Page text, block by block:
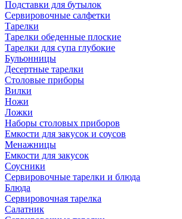
Подставки для бутылок
Сервировочные салфетки
Тарелки
Тарелки обеденные плоские
Тарелки для супа глубокие
Бульонницы
Десертные тарелки
Столовые приборы
Вилки
Ножи
Ложки
Наборы столовых приборов
Емкости для закусок и соусов
Менажницы
Емкости для закусок
Соусники
Сервировочные тарелки и блюда
Блюда
Сервировочная тарелка
Салатник